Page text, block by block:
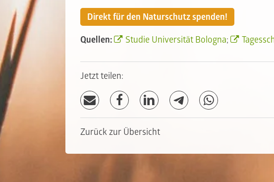
Direkt für den Naturschutz spenden!
Quellen: Studie Universität Bologna;
Jetzt teilen:
Zurück zur Übersicht